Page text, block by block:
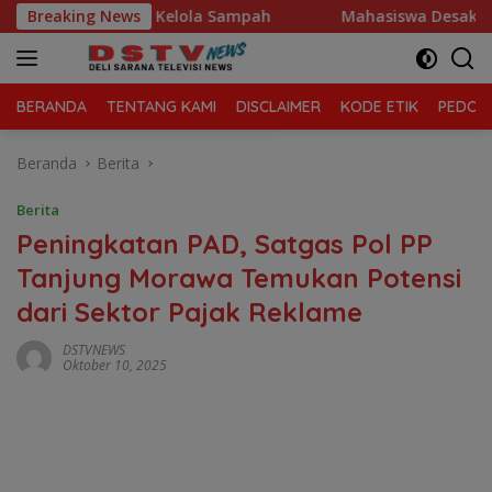
Langsung
ke
konten
Breaking News
Kelola Sampah Mahasiswa Desak Polda
BERANDA TENTANG KAMI DISCLAIMER KODE ETIK
Beranda Berita
Berita
Peningkatan PAD, Satgas Pol PP
Tanjung Morawa Temukan Potensi
dari Sektor Pajak Reklame
DSTVNEWS
Oktober 10, 2025